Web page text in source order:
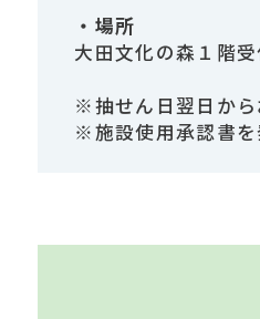
・場所
大田文化の森１階受
※抽せん日翌日から
※施設使用承認書を